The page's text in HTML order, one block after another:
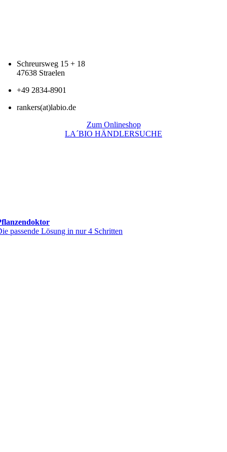
Schreursweg 15 + 18
47638 Straelen
+49 2834-8901
rankers(at)labio.de
Zum Onlineshop
LA´BIO HÄNDLERSUCHE
passende Lösung in nur 4 Schritten